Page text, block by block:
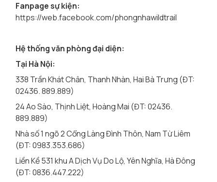
Fanpage sự kiện:
https://web.facebook.com/phongnhawildtrail
Hệ thống văn phòng đại diện:
Tại Hà Nội:
338 Trần Khát Chân, Thanh Nhàn, Hai Bà Trưng (ĐT:
02436. 889.889)
24 Ao Sào, Thịnh Liệt, Hoàng Mai (ĐT: 02436.
889.889)
Nhà số 1 ngõ 2 Cổng Làng Đình Thôn, Nam Từ Liêm
(ĐT: 0983.353.686)
Liền Kề 531 khu A Dịch Vụ Do Lộ, Yên Nghĩa, Hà Đông
(ĐT: 0836.447.222)